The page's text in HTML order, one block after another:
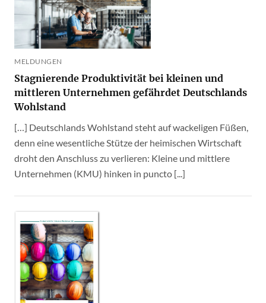
MELDUNGEN
Stagnierende Produktivität bei kleinen und
mittleren Unternehmen gefährdet Deutschlands
Wohlstand
[…] Deutschlands Wohlstand steht auf wackeligen Füßen,
denn eine wesentliche Stütze der heimischen Wirtschaft
droht den Anschluss zu verlieren: Kleine und mittlere
Unternehmen (KMU) hinken in puncto [...]